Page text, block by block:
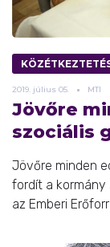
2019. július 05. MTI
Jövőre
szociális
Jövőre minden
fordít a
az Emberi